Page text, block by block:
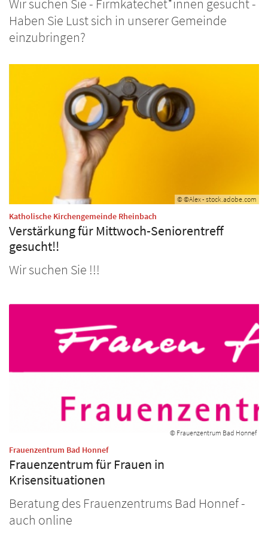
Wir suchen Sie - Firmkatechet*innen gesucht -
Haben Sie Lust sich in unserer Gemeinde
einzubringen?
© ©Alex - stock.adobe.com
Katholische Kirchengemeinde Rheinbach
Verstärkung für Mittwoch-Seniorentreff
gesucht!!
Wir suchen Sie !!!
© Frauenzentrum Bad Honnef
Frauenzentrum Bad Honnef:
Frauenzentrum für Frauen in
Krisensituationen
Beratung des Frauenzentrums Bad Honnef -
auch online